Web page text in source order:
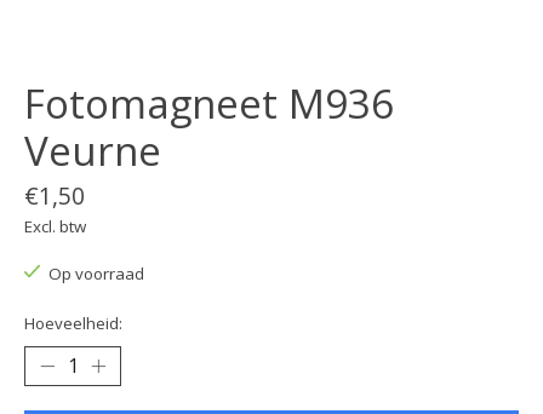
Fotomagneet M936
Veurne
€1,50
Excl. btw
Op voorraad
Hoeveelheid: